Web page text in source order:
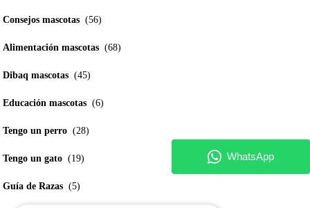
Consejos mascotas (56)
Alimentación mascotas (68)
Dibaq mascotas (45)
Educación mascotas (6)
Tengo un perro (28)
Tengo un gato (19)
Guía de Razas (5)